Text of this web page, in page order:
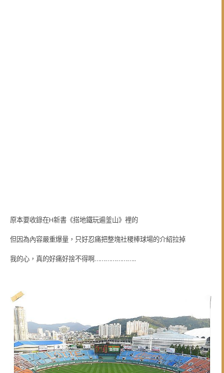
原本要收錄在H新書《搭地鐵玩遍釜山》裡的
但因為內容嚴重爆量，只好忍痛把整塊社稷棒球場的介紹拉掉
我的心，真的好痛好捨不得啊…………………..